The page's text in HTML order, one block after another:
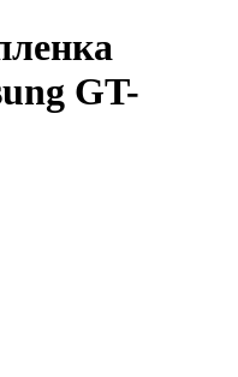
GT-